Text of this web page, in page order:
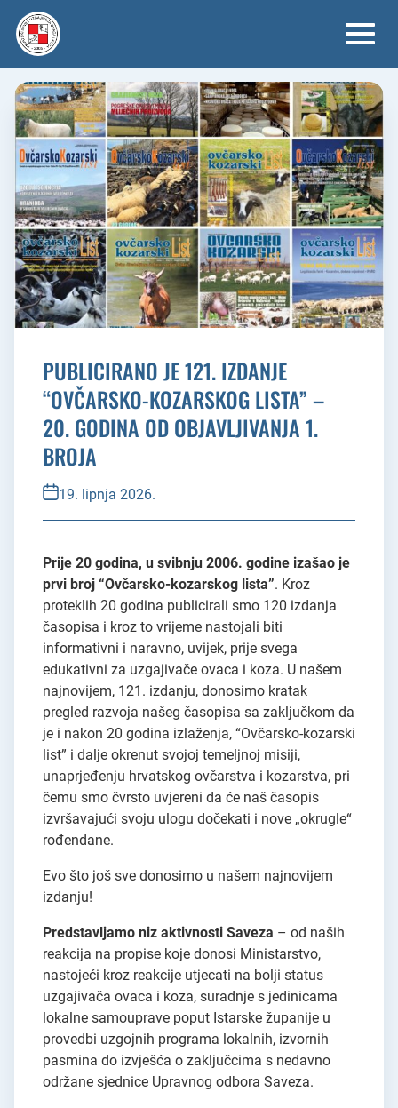
content
PUBLICIRANO JE 121. IZDANJE
“OVČARSKO-KOZARSKOG LISTA” –
20. GODINA OD OBJAVLJIVANJA 1.
BROJA
19. lipnja 2026.
Prije 20 godina, u svibnju 2006. godine izašao je
prvi broj “Ovčarsko-kozarskog lista”. Kroz
proteklih 20 godina publicirali smo 120 izdanja
časopisa i kroz to vrijeme nastojali biti
informativni i naravno, uvijek, prije svega
edukativni za uzgajivače ovaca i koza. U našem
najnovijem, 121. izdanju, donosimo kratak
pregled razvoja našeg časopisa sa zaključkom da
je i nakon 20 godina izlaženja, “Ovčarsko-kozarski
list” i dalje okrenut svojoj temeljnoj misiji,
unaprjeđenju hrvatskog ovčarstva i kozarstva, pri
čemu smo čvrsto uvjereni da će naš časopis
izvršavajući svoju ulogu dočekati i nove „okrugle“
rođendane.
Evo što još sve donosimo u našem najnovijem
izdanju!
Predstavljamo niz aktivnosti Saveza – od naših
reakcija na propise koje donosi Ministarstvo,
nastojeći kroz reakcije utjecati na bolji status
uzgajivača ovaca i koza, suradnje s jedinicama
lokalne samouprave poput Istarske županije u
provedbi uzgojnih programa lokalnih, izvornih
pasmina do izvješća o zaključcima s nedavno
održane sjednice Upravnog odbora Saveza.